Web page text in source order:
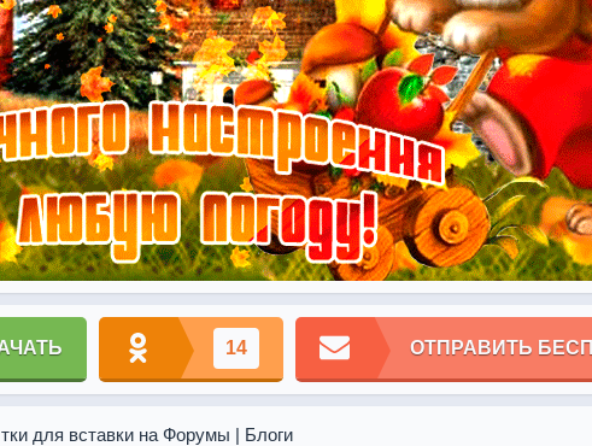
14 ОТПРАВИТЬ
для вставки на Форумы | Блоги